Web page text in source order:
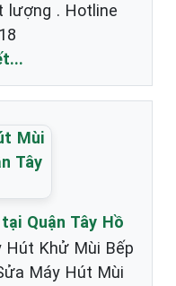
lượng . Hotline
Quận Tây Hồ
Hút Khử Mùi Bếp
Máy Hút Mùi